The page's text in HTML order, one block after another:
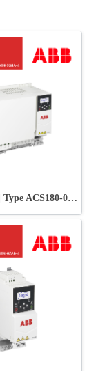
ABB Drives | Type ACS180-04N-038A-4